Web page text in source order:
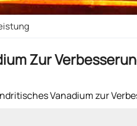
Zur
Vanadium zur